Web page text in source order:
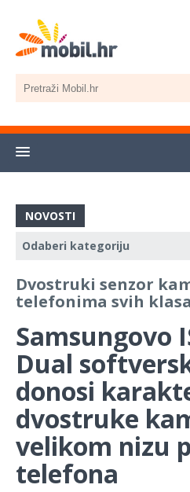
NOVOSTI
Dvostruki senzor
telefonima svih klasa
Samsungovo
Dual
donosi
dvostruke
velikom nizu
telefona